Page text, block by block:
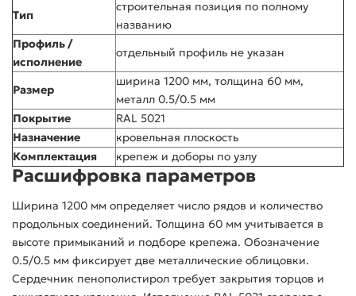
Тип
строительная позиция по полному
названию
Профиль /
исполнение
отдельный профиль не указан
Размер
ширина 1200 мм, толщина 60 мм,
металл 0.5/0.5 мм
Покрытие
RAL 5021
Назначение
кровельная плоскость
Комплектация
крепеж и доборы по узлу
Расшифровка параметров
Ширина 1200 мм определяет число рядов и количество
продольных соединений. Толщина 60 мм учитывается в
высоте примыканий и подборе крепежа. Обозначение
0.5/0.5 мм фиксирует две металлические облицовки.
Сердечник пенополистирол требует закрытия торцов и